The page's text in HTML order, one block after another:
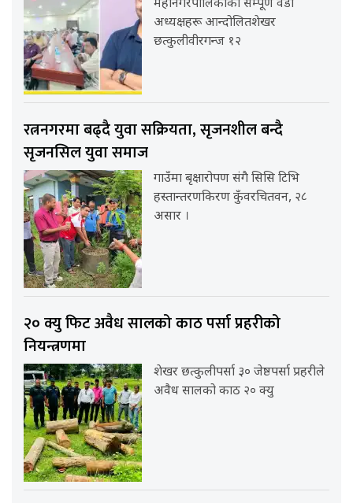
महानगरपालिकाका सम्पूर्ण वडा
अध्यक्षहरू आन्दोलितशेखर
छत्कुलीवीरगन्ज १२
रत्ननगरमा बढ्दै युवा सक्रियता, सृजनशील बन्दै
सृजनसिल युवा समाज
गाउँमा बृक्षारोपण संगै सिसि टिभि
हस्तान्तरणकिरण कुँवरचितवन, २८
असार ।
२० क्यु फिट अवैध सालको काठ पर्सा प्रहरीको
नियन्त्रणमा
शेखर छत्कुलीपर्सा ३० जेष्ठपर्सा प्रहरीले
अवैध सालको काठ २० क्यु